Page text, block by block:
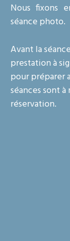
Nous fixons
séance photo.
Avant la
prestation à
pour préparer
séances sont
réservation.